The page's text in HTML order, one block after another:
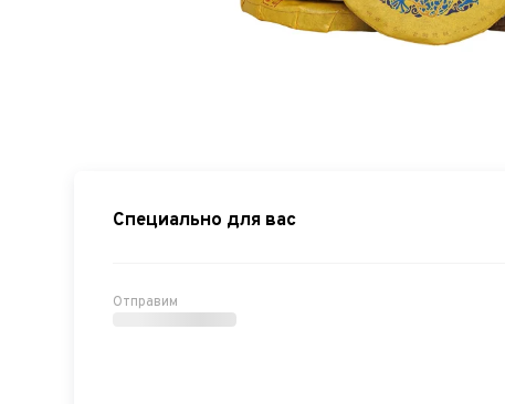
Специально для вас
Отправим